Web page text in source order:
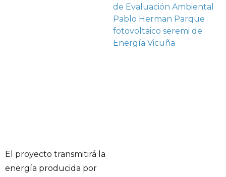
El proyecto transmitirá la
energía producida por
de Evaluación Ambiental
Pablo Herman Parque
fotovoltaico seremi de
Energía Vicuña